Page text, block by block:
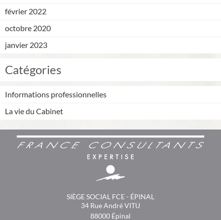
février 2022
octobre 2020
janvier 2023
Catégories
Informations professionnelles
La vie du Cabinet
SIÈGE SOCIAL FCE - ÉPINAL
34 Rue André VITU
88000 Épinal